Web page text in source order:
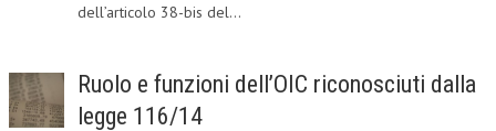
ECONOMIA DELL’ARTE
dell’articolo 38-bis del...
Ruolo e funzioni dell’OIC riconosciuti dalla
legge 116/14